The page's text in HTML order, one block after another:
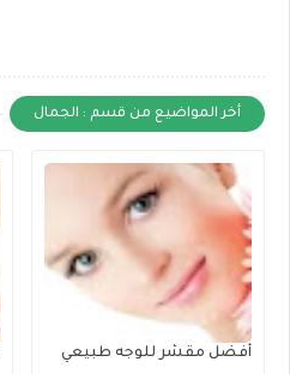
أخر المواضيع من قسم : الجمال
أفضل مقشر للوجه طبيعي